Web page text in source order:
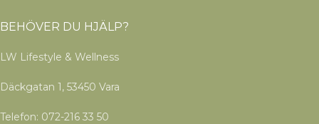
BEHÖVER DU HJÄLP?
LW Lifestyle & Wellness
Däckgatan 1, 53450 Vara
Telefon: 072-216 33 50